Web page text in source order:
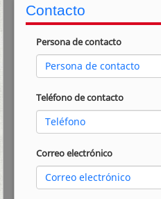
Contacto
Persona de contacto
Teléfono de contacto
Correo electrónico